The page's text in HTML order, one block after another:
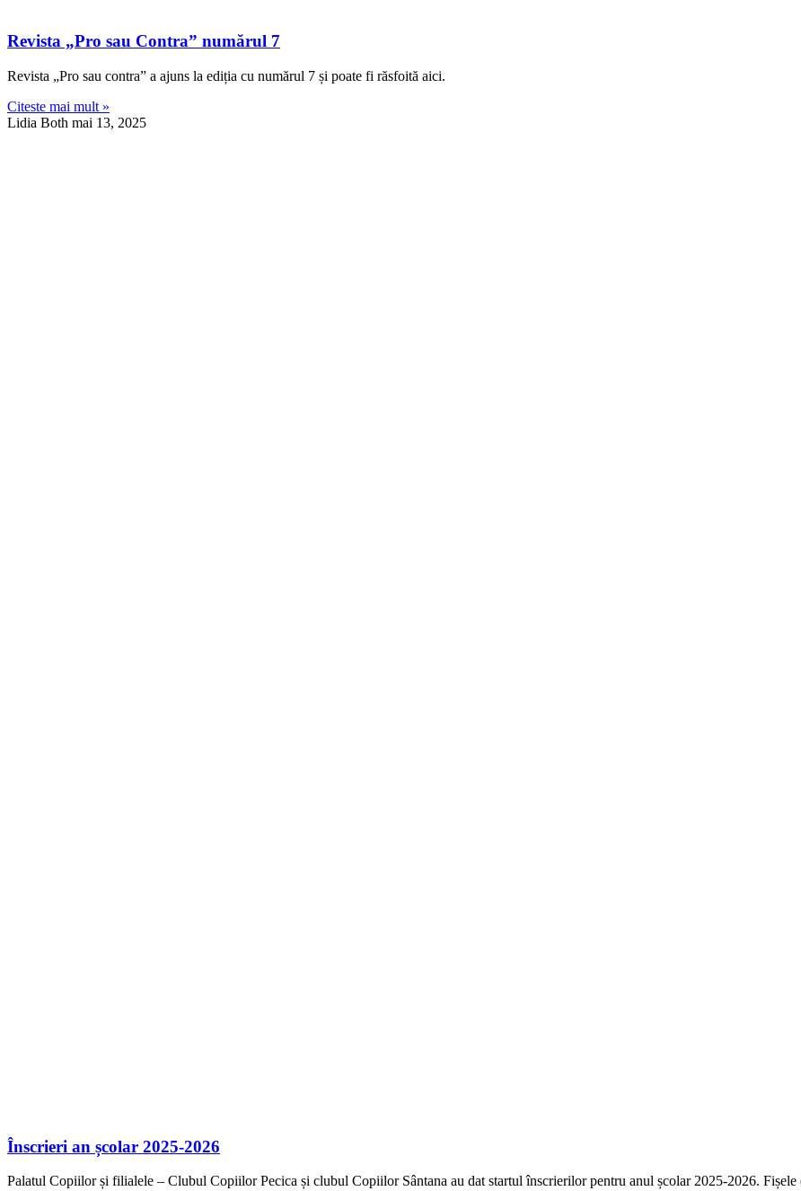
Revista „Pro sau Contra” numărul 7
Revista „Pro sau contra” a ajuns la ediția cu numărul 7 și poate fi răsfoită aici.
Citeste mai mult »
Lidia Both mai 13, 2025
Înscrieri an școlar 2025-2026
Palatul Copiilor și filialele – Clubul Copiilor Pecica și clubul Copiilor Sântana au dat startul înscrierilor pentru anul școlar 2025-2026. Fișele